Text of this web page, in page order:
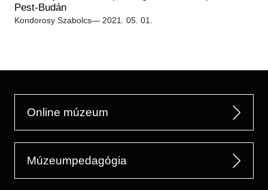
Régészet
Tagintézmények
Képcsarnok
Pest-Budán
Kondorosy Szabolcs— 2021. 05. 01.
Online múzeum
Múzeumpedagógia